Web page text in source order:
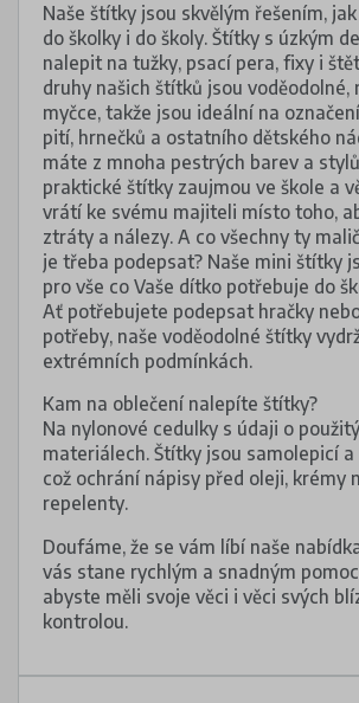
Naše štítky jsou skvělým řešením,
do školky i do školy. Štítky s úzkým
nalepit na tužky, psací pera, fixy i
druhy našich štítků jsou voděodolné,
myčce, takže jsou ideální na
pití, hrnečků a ostatního dětského
máte z mnoha pestrých barev a
praktické štítky zaujmou ve škole a
vrátí ke svému majiteli místo toho,
ztráty a nálezy. A co všechny ty
je třeba podepsat? Naše mini štítky
pro vše co Vaše dítko potřebuje do
Ať potřebujete podepsat hračky
potřeby, naše voděodolné štítky
extrémních podmínkách.
Kam na oblečení nalepíte štítky?
Na nylonové cedulky s údaji o
materiálech. Štítky jsou samolepicí
což ochrání nápisy před oleji, krémy
repelenty.
Doufáme, že se vám líbí naše
vás stane rychlým a snadným
abyste měli svoje věci i věci svých
kontrolou.